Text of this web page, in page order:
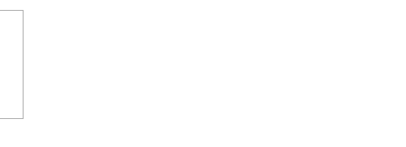
Casino na Ponta do